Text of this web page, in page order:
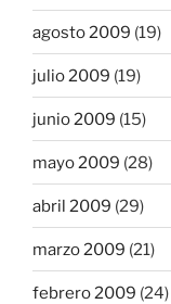
agosto 2009 (19)
julio 2009 (19)
junio 2009 (15)
mayo 2009 (28)
abril 2009 (29)
marzo 2009 (21)
febrero 2009 (24)